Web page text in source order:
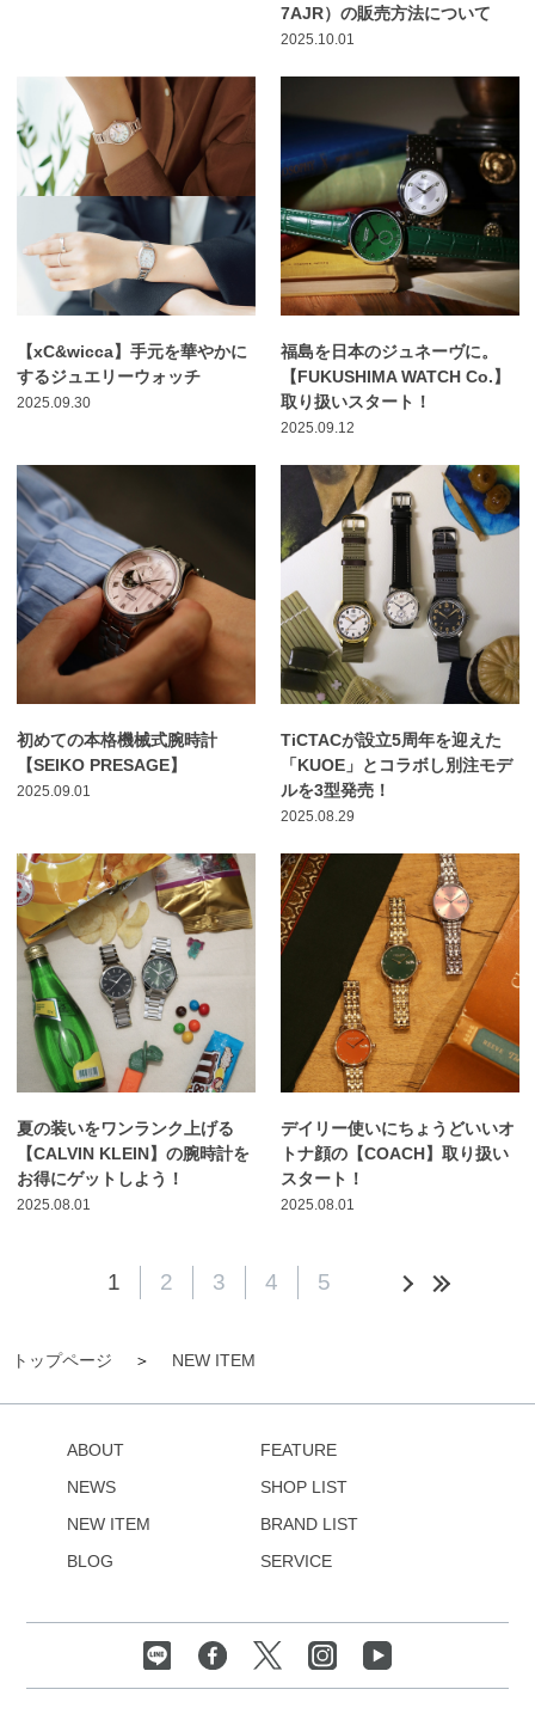
トップページ NEW ITEM
7AJR）の販売方法について
2025.10.01
【xC&wicca】手元を華やかに
するジュエリーウォッチ
2025.09.30
福島を日本のジュネーヴに。
【FUKUSHIMA WATCH Co.】
取り扱いスタート！
2025.09.12
初めての本格機械式腕時計
【SEIKO PRESAGE】
2025.09.01
TiCTACが設立5周年を迎えた
「KUOE」とコラボし別注モデ
ルを3型発売！
2025.08.29
夏の装いをワンランク上げる
【CALVIN KLEIN】の腕時計を
お得にゲットしよう！
2025.08.01
デイリー使いにちょうどいいオ
トナ顔の【COACH】取り扱い
スタート！
2025.08.01
1 2 3 4 5
ABOUT
NEWS
NEW ITEM
BLOG
FEATURE
SHOP LIST
BRAND LIST
SERVICE